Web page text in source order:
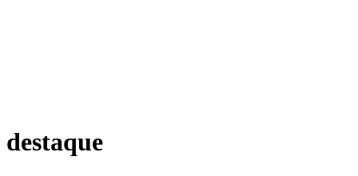
destaque